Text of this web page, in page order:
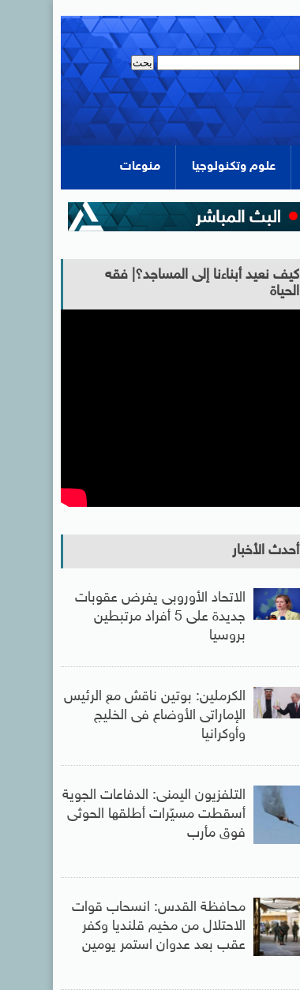
علوم وتكنولوجيا منوعات
كيف نعيد أبناءنا إلى المساجد؟| فقه
الحياة
أحدث الأخبار
الاتحاد الأوروبى يفرض عقوبات
جديدة على 5 أفراد مرتبطين
بروسيا
الكرملين: بوتين ناقش مع الرئيس
الإماراتى الأوضاع فى الخليج
وأوكرانيا
التلفزيون اليمنى: الدفاعات الجوية
أسقطت مسيّرات أطلقها الحوثى
فوق مأرب
محافظة القدس: انسحاب قوات
الاحتلال من مخيم قلنديا وكفر
عقب بعد عدوان استمر يومين